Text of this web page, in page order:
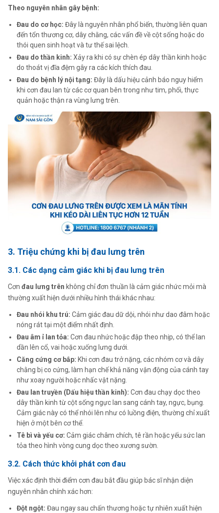
Theo nguyên nhân gây bệnh:
Đau do cơ học: Đây là nguyên nhân phổ biến, thường liên quan
đến tổn thương cơ, dây chằng, các vấn đề về cột sống hoặc do
thói quen sinh hoạt và tư thế sai lệch.
Đau do thần kinh: Xảy ra khi có sự chèn ép dây thần kinh hoặc
do thoát vị đĩa đệm gây ra các kích thích đau.
Đau do bệnh lý nội tạng: Đây là dấu hiệu cảnh báo nguy hiểm
khi cơn đau lan từ các cơ quan bên trong như tim, phổi, thực
quản hoặc thận ra vùng lưng trên.
3. Triệu chứng khi bị đau lưng trên
3.1. Các dạng cảm giác khi bị đau lưng trên
Cơn đau lưng trên không chỉ đơn thuần là cảm giác nhức mỏi mà
thường xuất hiện dưới nhiều hình thái khác nhau:
Đau nhói khu trú: Cảm giác đau dữ dội, nhói như dao đâm hoặc
nóng rát tại một điểm nhất định.
Đau âm ỉ lan tỏa: Cơn đau nhức hoặc đập theo nhịp, có thể lan
dần lên cổ, vai hoặc xuống lưng dưới.
Căng cứng cơ bắp: Khi cơn đau trở nặng, các nhóm cơ và dây
chằng bị co cứng, làm hạn chế khả năng vận động của cánh tay
như xoay người hoặc nhấc vật nặng.
Đau lan truyền (Dấu hiệu thần kinh): Cơn đau chạy dọc theo
dây thần kinh từ cột sống ngực lan sang cánh tay, ngực, bụng.
Cảm giác này có thể nhói lên như có luồng điện, thường chỉ xuất
hiện ở một bên cơ thể.
Tê bì và yếu cơ: Cảm giác châm chích, tê rần hoặc yếu sức lan
tỏa theo hình vòng cung dọc theo xương sườn.
3.2. Cách thức khởi phát cơn đau
Việc xác định thời điểm cơn đau bắt đầu giúp bác sĩ nhận diện
nguyên nhân chính xác hơn:
Đột ngột: Đau ngay sau chấn thương hoặc tự nhiên xuất hiện